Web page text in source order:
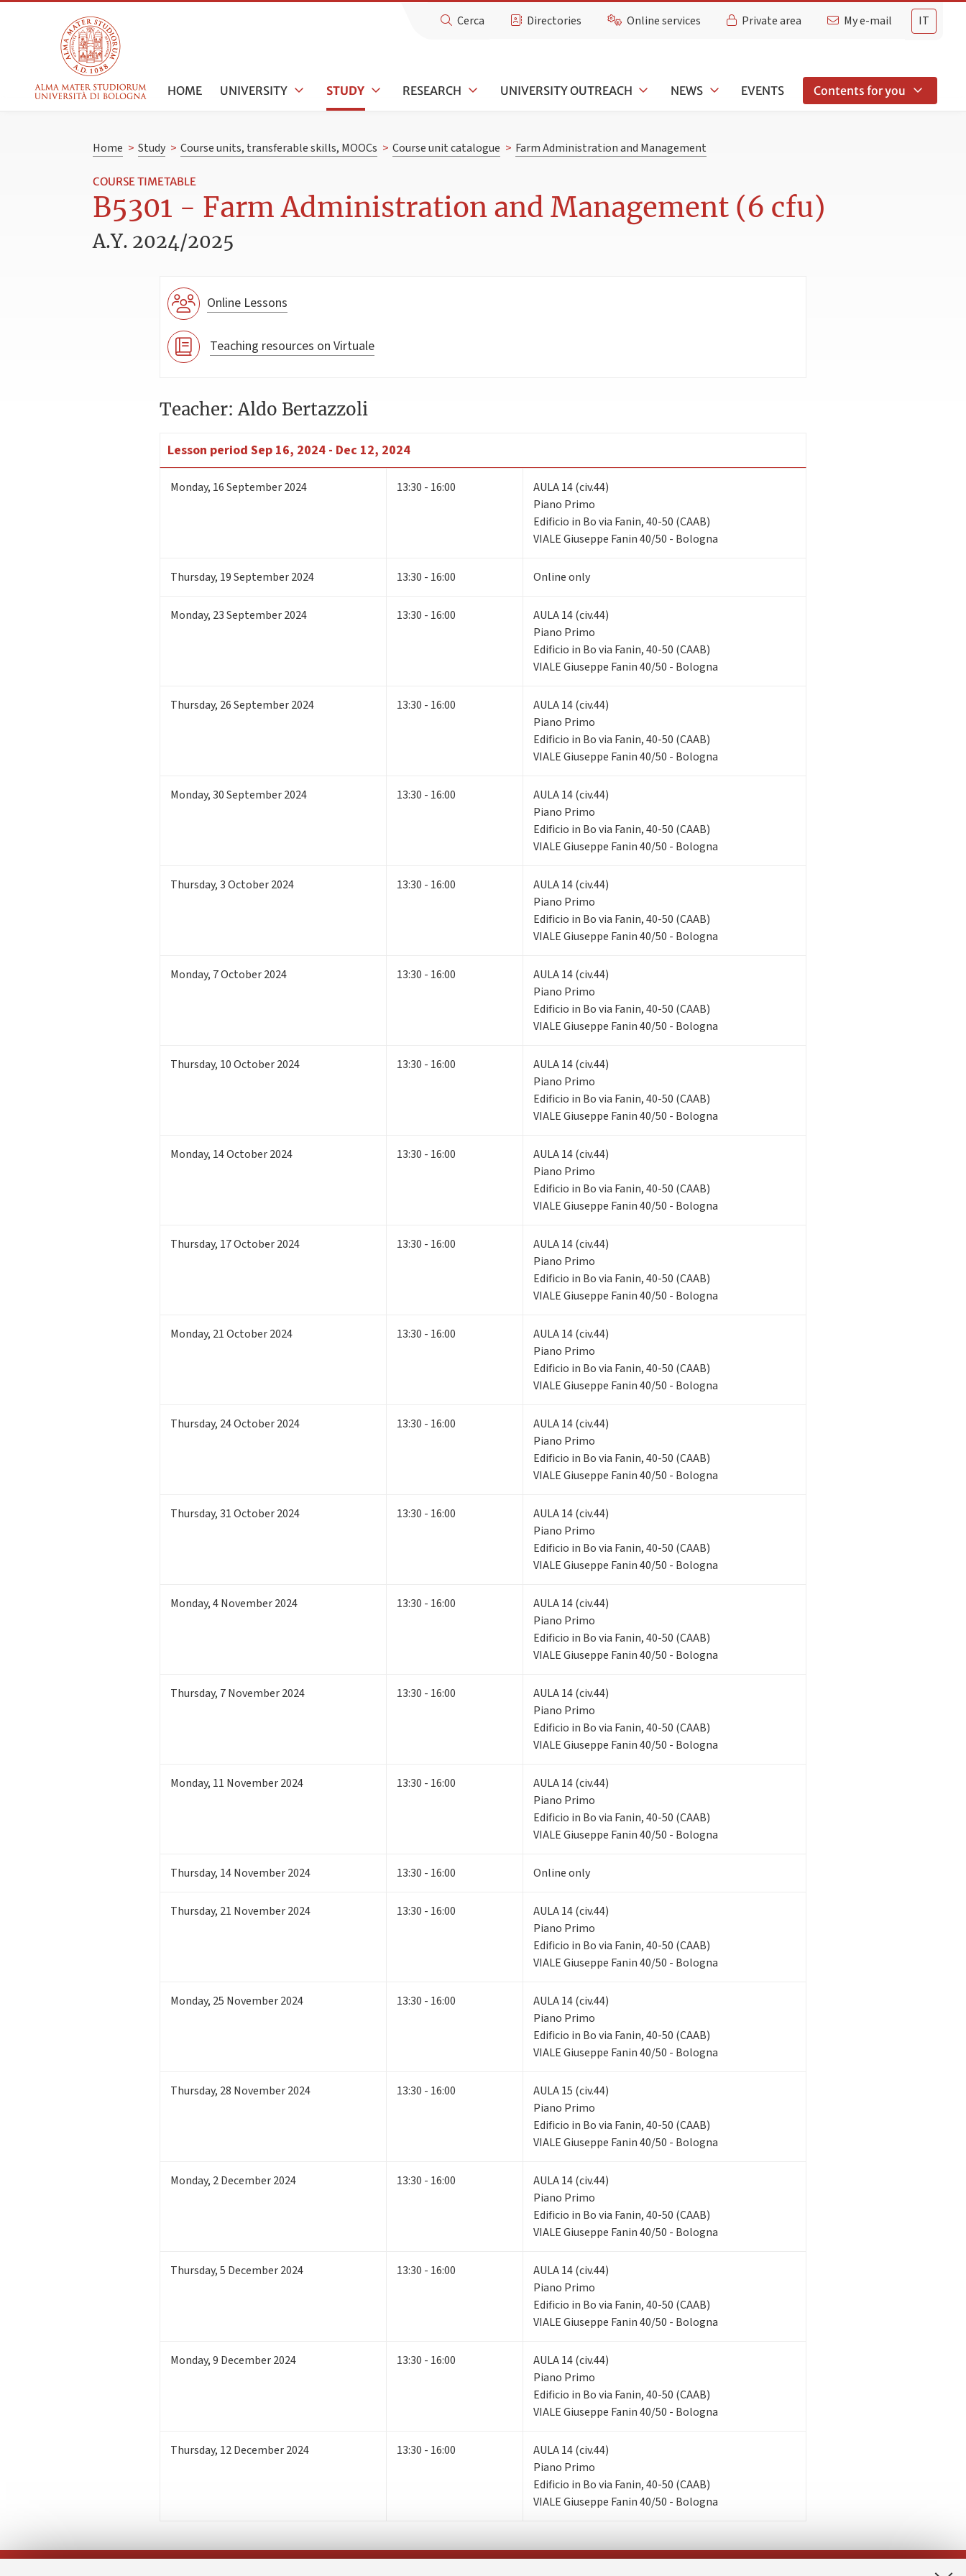
IT
Cerca Directories Online services Private area My e-mail
HOME UNIVERSITY STUDY RESEARCH UNIVERSITY OUTREACH NEWS EVENTS Contents for you
Home > Study > Course units, transferable skills, MOOCs > Course unit catalogue > Farm Administration and Management
COURSE TIMETABLE
B5301 - Farm Administration and Management (6 cfu)
A.Y. 2024/2025
Online Lessons
Teaching resources on Virtuale
Teacher: Aldo Bertazzoli
Lesson period Sep 16, 2024 - Dec 12, 2024
Monday, 16September 2024 13:30 - 16:00
AULA 14 (civ.44)
Piano Primo
Edificio in Bo via Fanin, 40-50 (CAAB)
VIALE Giuseppe Fanin 40/50 - Bologna
Thursday, 19September 2024 13:30 - 16:00 Online only
Monday, 23September 2024 13:30 - 16:00
AULA 14 (civ.44)
Piano Primo
Edificio in Bo via Fanin, 40-50 (CAAB)
VIALE Giuseppe Fanin 40/50 - Bologna
Thursday, 26September 2024 13:30 - 16:00
AULA 14 (civ.44)
Piano Primo
Edificio in Bo via Fanin, 40-50 (CAAB)
VIALE Giuseppe Fanin 40/50 - Bologna
Monday,30September 2024 13:30 - 16:00
AULA 14 (civ.44)
Piano Primo
Edificio in Bo via Fanin, 40-50 (CAAB)
VIALE Giuseppe Fanin 40/50 - Bologna
Thursday,3October 2024 13:30 - 16:00
AULA 14 (civ.44)
Piano Primo
Edificio in Bo via Fanin, 40-50 (CAAB)
VIALE Giuseppe Fanin 40/50 - Bologna
Monday, 7October 2024 13:30 - 16:00
AULA 14 (civ.44)
Piano Primo
Edificio in Bo via Fanin, 40-50 (CAAB)
VIALE Giuseppe Fanin 40/50 - Bologna
Thursday, 10October 2024 13:30 - 16:00
AULA 14 (civ.44)
Piano Primo
Edificio in Bo via Fanin, 40-50 (CAAB)
VIALE Giuseppe Fanin 40/50 - Bologna
Monday, 14October 2024 13:30 - 16:00
AULA 14 (civ.44)
Piano Primo
Edificio in Bo via Fanin, 40-50 (CAAB)
VIALE Giuseppe Fanin 40/50 - Bologna
Thursday, 17October 2024 13:30 - 16:00
AULA 14 (civ.44)
Piano Primo
Edificio in Bo via Fanin, 40-50 (CAAB)
VIALE Giuseppe Fanin 40/50 - Bologna
Monday, 21October 2024 13:30 - 16:00
AULA 14 (civ.44)
Piano Primo
Edificio in Bo via Fanin, 40-50 (CAAB)
VIALE Giuseppe Fanin 40/50 - Bologna
Thursday, 24October 2024 13:30 - 16:00
AULA 14 (civ.44)
Piano Primo
Edificio in Bo via Fanin, 40-50 (CAAB)
VIALE Giuseppe Fanin 40/50 - Bologna
Thursday,31October 2024 13:30 - 16:00
AULA 14 (civ.44)
Piano Primo
Edificio in Bo via Fanin, 40-50 (CAAB)
VIALE Giuseppe Fanin 40/50 - Bologna
Monday,4November 2024 13:30 - 16:00
AULA 14 (civ.44)
Piano Primo
Edificio in Bo via Fanin, 40-50 (CAAB)
VIALE Giuseppe Fanin 40/50 - Bologna
Thursday, 7November 2024 13:30 - 16:00
AULA 14 (civ.44)
Piano Primo
Edificio in Bo via Fanin, 40-50 (CAAB)
VIALE Giuseppe Fanin 40/50 - Bologna
Monday, 11 November 2024 13:30 - 16:00
AULA 14 (civ.44)
Piano Primo
Edificio in Bo via Fanin, 40-50 (CAAB)
VIALE Giuseppe Fanin 40/50 - Bologna
Thursday, 14November 2024 13:30 - 16:00 Online only
Thursday, 21 November 2024 13:30 - 16:00
AULA 14 (civ.44)
Piano Primo
Edificio in Bo via Fanin, 40-50 (CAAB)
VIALE Giuseppe Fanin 40/50 - Bologna
Monday, 25 November 2024 13:30 - 16:00
AULA 14 (civ.44)
Piano Primo
Edificio in Bo via Fanin, 40-50 (CAAB)
VIALE Giuseppe Fanin 40/50 - Bologna
Thursday, 28 November 2024 13:30 - 16:00
AULA 15 (civ.44)
Piano Primo
Edificio in Bo via Fanin, 40-50 (CAAB)
VIALE Giuseppe Fanin 40/50 - Bologna
Monday, 2December 2024 13:30 - 16:00
AULA 14 (civ.44)
Piano Primo
Edificio in Bo via Fanin, 40-50 (CAAB)
VIALE Giuseppe Fanin 40/50 - Bologna
Thursday,5 December 2024 13:30 - 16:00
AULA 14 (civ.44)
Piano Primo
Edificio in Bo via Fanin, 40-50 (CAAB)
VIALE Giuseppe Fanin 40/50 - Bologna
Monday,9 December 2024 13:30 - 16:00
AULA 14 (civ.44)
Piano Primo
Edificio in Bo via Fanin, 40-50 (CAAB)
VIALE Giuseppe Fanin 40/50 - Bologna
Thursday, 12December 2024 13:30 - 16:00
AULA 14 (civ.44)
Piano Primo
Edificio in Bo via Fanin, 40-50 (CAAB)
VIALE Giuseppe Fanin 40/50 - Bologna